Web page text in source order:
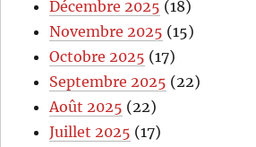
Décembre 2025 (18)
Novembre 2025 (15)
Octobre 2025 (17)
Septembre 2025 (22)
Août 2025 (22)
Juillet 2025 (17)